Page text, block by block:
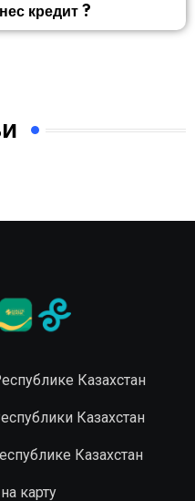
кредит ?
Казахстан
Казахстан
Казахстан
карту